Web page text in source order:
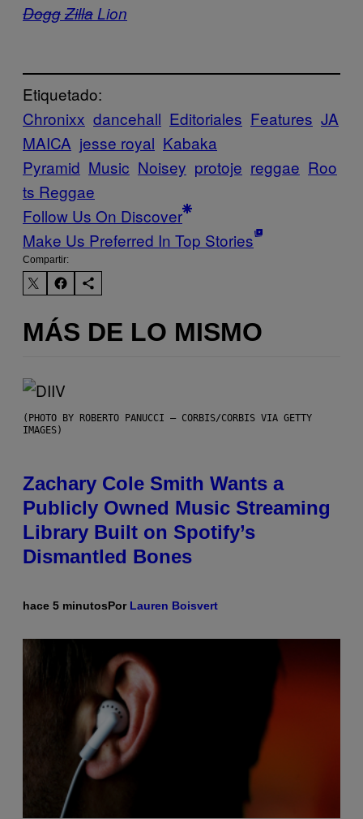
DoggZilla Lion
Etiquetado:
Chronixx dancehall Editoriales Features JA
MAICA jesse royal Kabaka
Pyramid Music Noisey protoje reggae Roo
ts Reggae
Follow Us On Discover
Make Us Preferred In Top Stories
Compartir:
MÁS DE LO MISMO
(PHOTO BY ROBERTO PANUCCI – CORBIS/CORBIS VIA GETTY
IMAGES)
Zachary Cole Smith Wants a
Publicly Owned Music Streaming
Library Built on Spotify’s
Dismantled Bones
hace 5 minutosPor Lauren Boisvert